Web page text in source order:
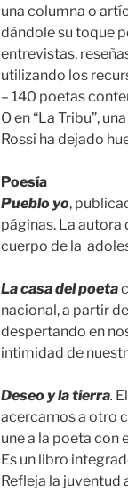
una columna o
dándole su toque
entrevistas,
utilizando los
– 140 poetas
O en “La Tribu”,
Rossi ha dejado
Poesía
Pueblo yo,
páginas. La autora
cuerpo de la
La casa del poeta
nacional, a partir
despertando en
intimidad de
Deseo y la tierra.
acercarnos a otro
une a la poeta con
Es un libro
Refleja la juventud